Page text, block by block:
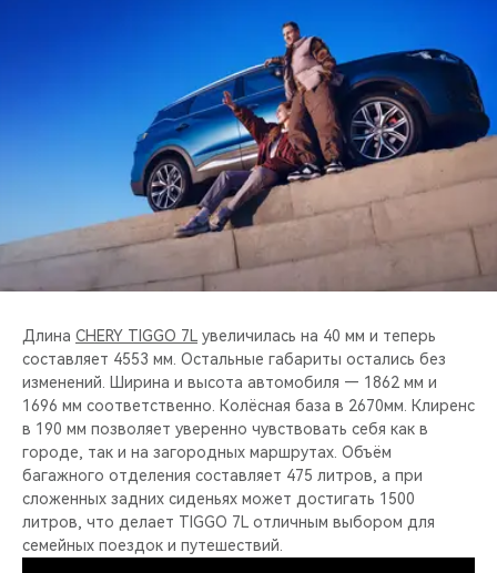
Длина CHERY TIGGO 7L увеличилась на 40 мм и теперь
составляет 4553 мм. Остальные габариты остались без
изменений. Ширина и высота автомобиля — 1862 мм и
1696 мм соответственно. Колёсная база в 2670мм. Клиренс
в 190 мм позволяет уверенно чувствовать себя как в
городе, так и на загородных маршрутах. Объём
багажного отделения составляет 475 литров, а при
сложенных задних сиденьях может достигать 1500
литров, что делает TIGGO 7L отличным выбором для
семейных поездок и путешествий.